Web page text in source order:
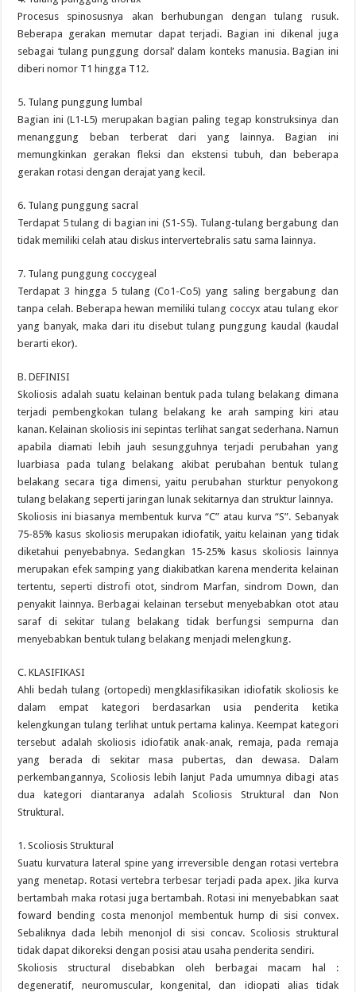
Procesus spinosusnya akan berhubungan dengan tulang rusuk.
Beberapa gerakan memutar dapat terjadi. Bagian ini dikenal juga
sebagai ‘tulang punggung dorsal’ dalam konteks manusia. Bagian ini
diberi nomor T1 hingga T12.
5. Tulang punggung lumbal
Bagian ini (L1-L5) merupakan bagian paling tegap konstruksinya dan
menanggung beban terberat dari yang lainnya. Bagian ini
memungkinkan gerakan fleksi dan ekstensi tubuh, dan beberapa
gerakan rotasi dengan derajat yang kecil.
6. Tulang punggung sacral
Terdapat 5 tulang di bagian ini (S1-S5). Tulang-tulang bergabung dan
tidak memiliki celah atau diskus intervertebralis satu sama lainnya.
7. Tulang punggung coccygeal
Terdapat 3 hingga 5 tulang (Co1-Co5) yang saling bergabung dan
tanpa celah. Beberapa hewan memiliki tulang coccyx atau tulang ekor
yang banyak, maka dari itu disebut tulang punggung kaudal (kaudal
berarti ekor).
B. DEFINISI
Skoliosis adalah suatu kelainan bentuk pada tulang belakang dimana
terjadi pembengkokan tulang belakang ke arah samping kiri atau
kanan. Kelainan skoliosis ini sepintas terlihat sangat sederhana. Namun
apabila diamati lebih jauh sesungguhnya terjadi perubahan yang
luarbiasa pada tulang belakang akibat perubahan bentuk tulang
belakang secara tiga dimensi, yaitu perubahan sturktur penyokong
tulang belakang seperti jaringan lunak sekitarnya dan struktur lainnya.
Skoliosis ini biasanya membentuk kurva “C” atau kurva “S”. Sebanyak
75-85% kasus skoliosis merupakan idiofatik, yaitu kelainan yang tidak
diketahui penyebabnya. Sedangkan 15-25% kasus skoliosis lainnya
merupakan efek samping yang diakibatkan karena menderita kelainan
tertentu, seperti distrofi otot, sindrom Marfan, sindrom Down, dan
penyakit lainnya. Berbagai kelainan tersebut menyebabkan otot atau
saraf di sekitar tulang belakang tidak berfungsi sempurna dan
menyebabkan bentuk tulang belakang menjadi melengkung.
C. KLASIFIKASI
Ahli bedah tulang (ortopedi) mengklasifikasikan idiofatik skoliosis ke
dalam empat kategori berdasarkan usia penderita ketika
kelengkungan tulang terlihat untuk pertama kalinya. Keempat kategori
tersebut adalah skoliosis idiofatik anak-anak, remaja, pada remaja
yang berada di sekitar masa pubertas, dan dewasa. Dalam
perkembangannya, Scoliosis lebih lanjut Pada umumnya dibagi atas
dua kategori diantaranya adalah Scoliosis Struktural dan Non
Struktural.
1. Scoliosis Struktural
Suatu kurvatura lateral spine yang irreversible dengan rotasi vertebra
yang menetap. Rotasi vertebra terbesar terjadi pada apex. Jika kurva
bertambah maka rotasi juga bertambah. Rotasi ini menyebabkan saat
foward bending costa menonjol membentuk hump di sisi convex.
Sebaliknya dada lebih menonjol di sisi concav. Scoliosis struktural
tidak dapat dikoreksi dengan posisi atau usaha penderita sendiri.
Skoliosis structural disebabkan oleh berbagai macam hal :
degeneratif, neuromuscular, kongenital, dan idiopati alias tidak